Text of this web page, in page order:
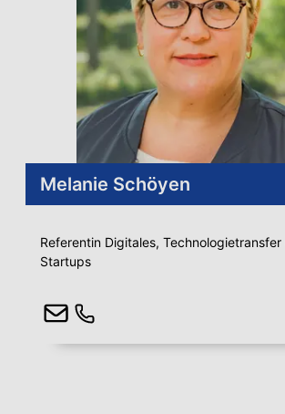
Melanie Schöyen
Referentin Digitales, Technologietransfer
Startups